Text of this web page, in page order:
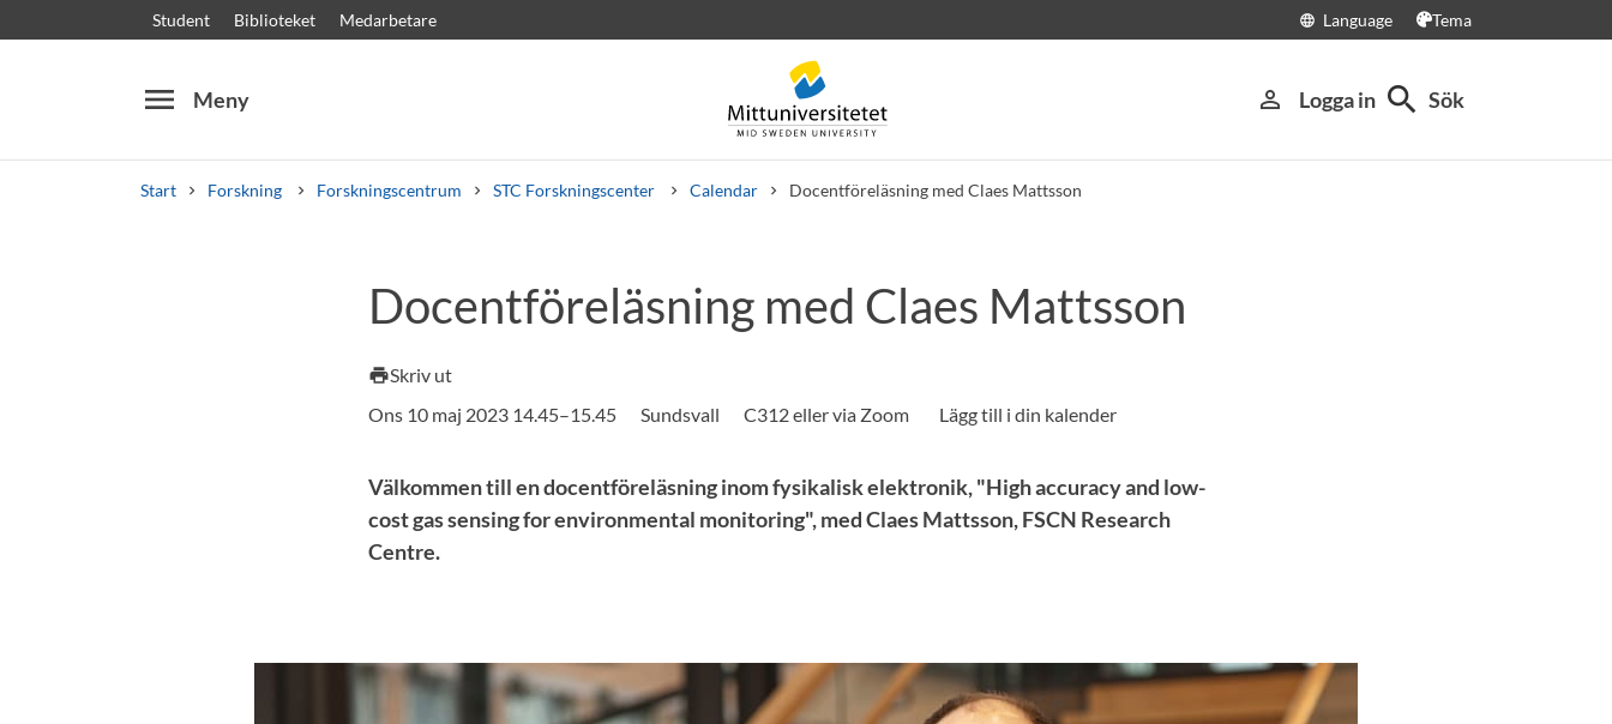
Student Biblioteket Medarbetare language Language Tema
menu Meny person_outline Logga in search Sök
Start Forskning Forskningscentrum STC Forskningscenter Calendar Docentföreläsning med Claes Mattsson
Kursplaner Välkomstbrev PersonalLediga jobb
Docentföreläsning med Claes Mattsson
printSkriv ut
Ons 10 maj 2023 14.45–15.45
Sundsvall C312 eller via Zoom
Välkommen till en docentföreläsning inom fysikalisk elektronik, "High accuracy and low-
cost gas sensing for environmental monitoring", med Claes Mattsson, FSCN Research
Centre.